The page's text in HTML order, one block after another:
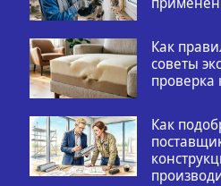
Как
советы
проверка
Как